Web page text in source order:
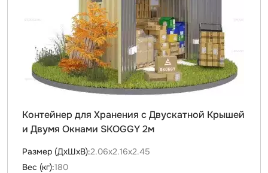
Контейнер для Хранения с Двускатной Крышей
и Двумя Окнами SKOGGY 2м
Размер (ДxШxВ):2.06х2.16х2.45
Вес (кг):180